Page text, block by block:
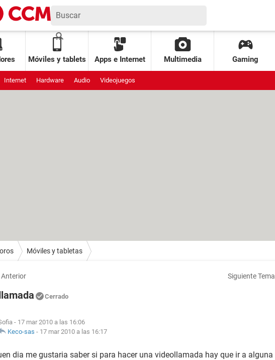
Móviles y tablets Apps e Internet Multimedia Gaming
Internet Hardware Audio Videojuegos
Móviles y tabletas
Anterior Siguiente Tema
Cerrado
- 17 mar 2010 a las 16:06
Keco-sas - 17 mar 2010 a las 16:17
dia me gustaria saber si para hacer una videollamada hay que ir a alguna